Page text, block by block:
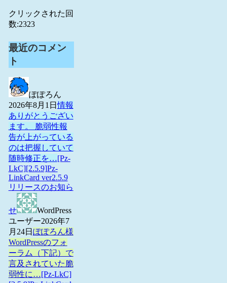
クリックされた回
数:2323
最近のコメン
ト
ぽぽろん
2026年8月1日情報
ありがとうござい
ます。 脆弱性報
告が上がっている
のは把握していて
随時修正を…[Pz-
LkC][2.5.9]Pz-
LinkCard ver2.5.9
リリースのお知ら
せ
WordPress
ユーザー2026年7
月24日 ぽぽろん様
WordPressのフォ
ーラム（下記）で
言及されていた脆
弱性に…[Pz-LkC]